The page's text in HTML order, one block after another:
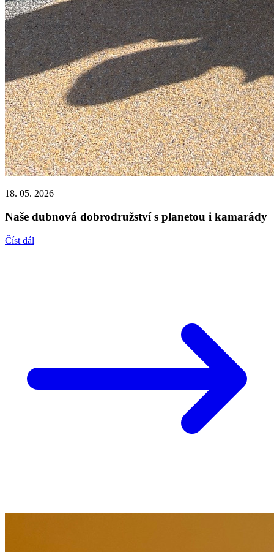
18. 05. 2026
Naše dubnová dobrodružství s planetou i kamarády
Číst dál